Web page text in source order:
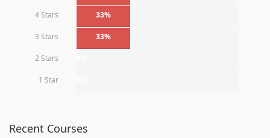
4 Stars 33%
3 Stars 33%
2 Stars
1 Star
Recent Courses